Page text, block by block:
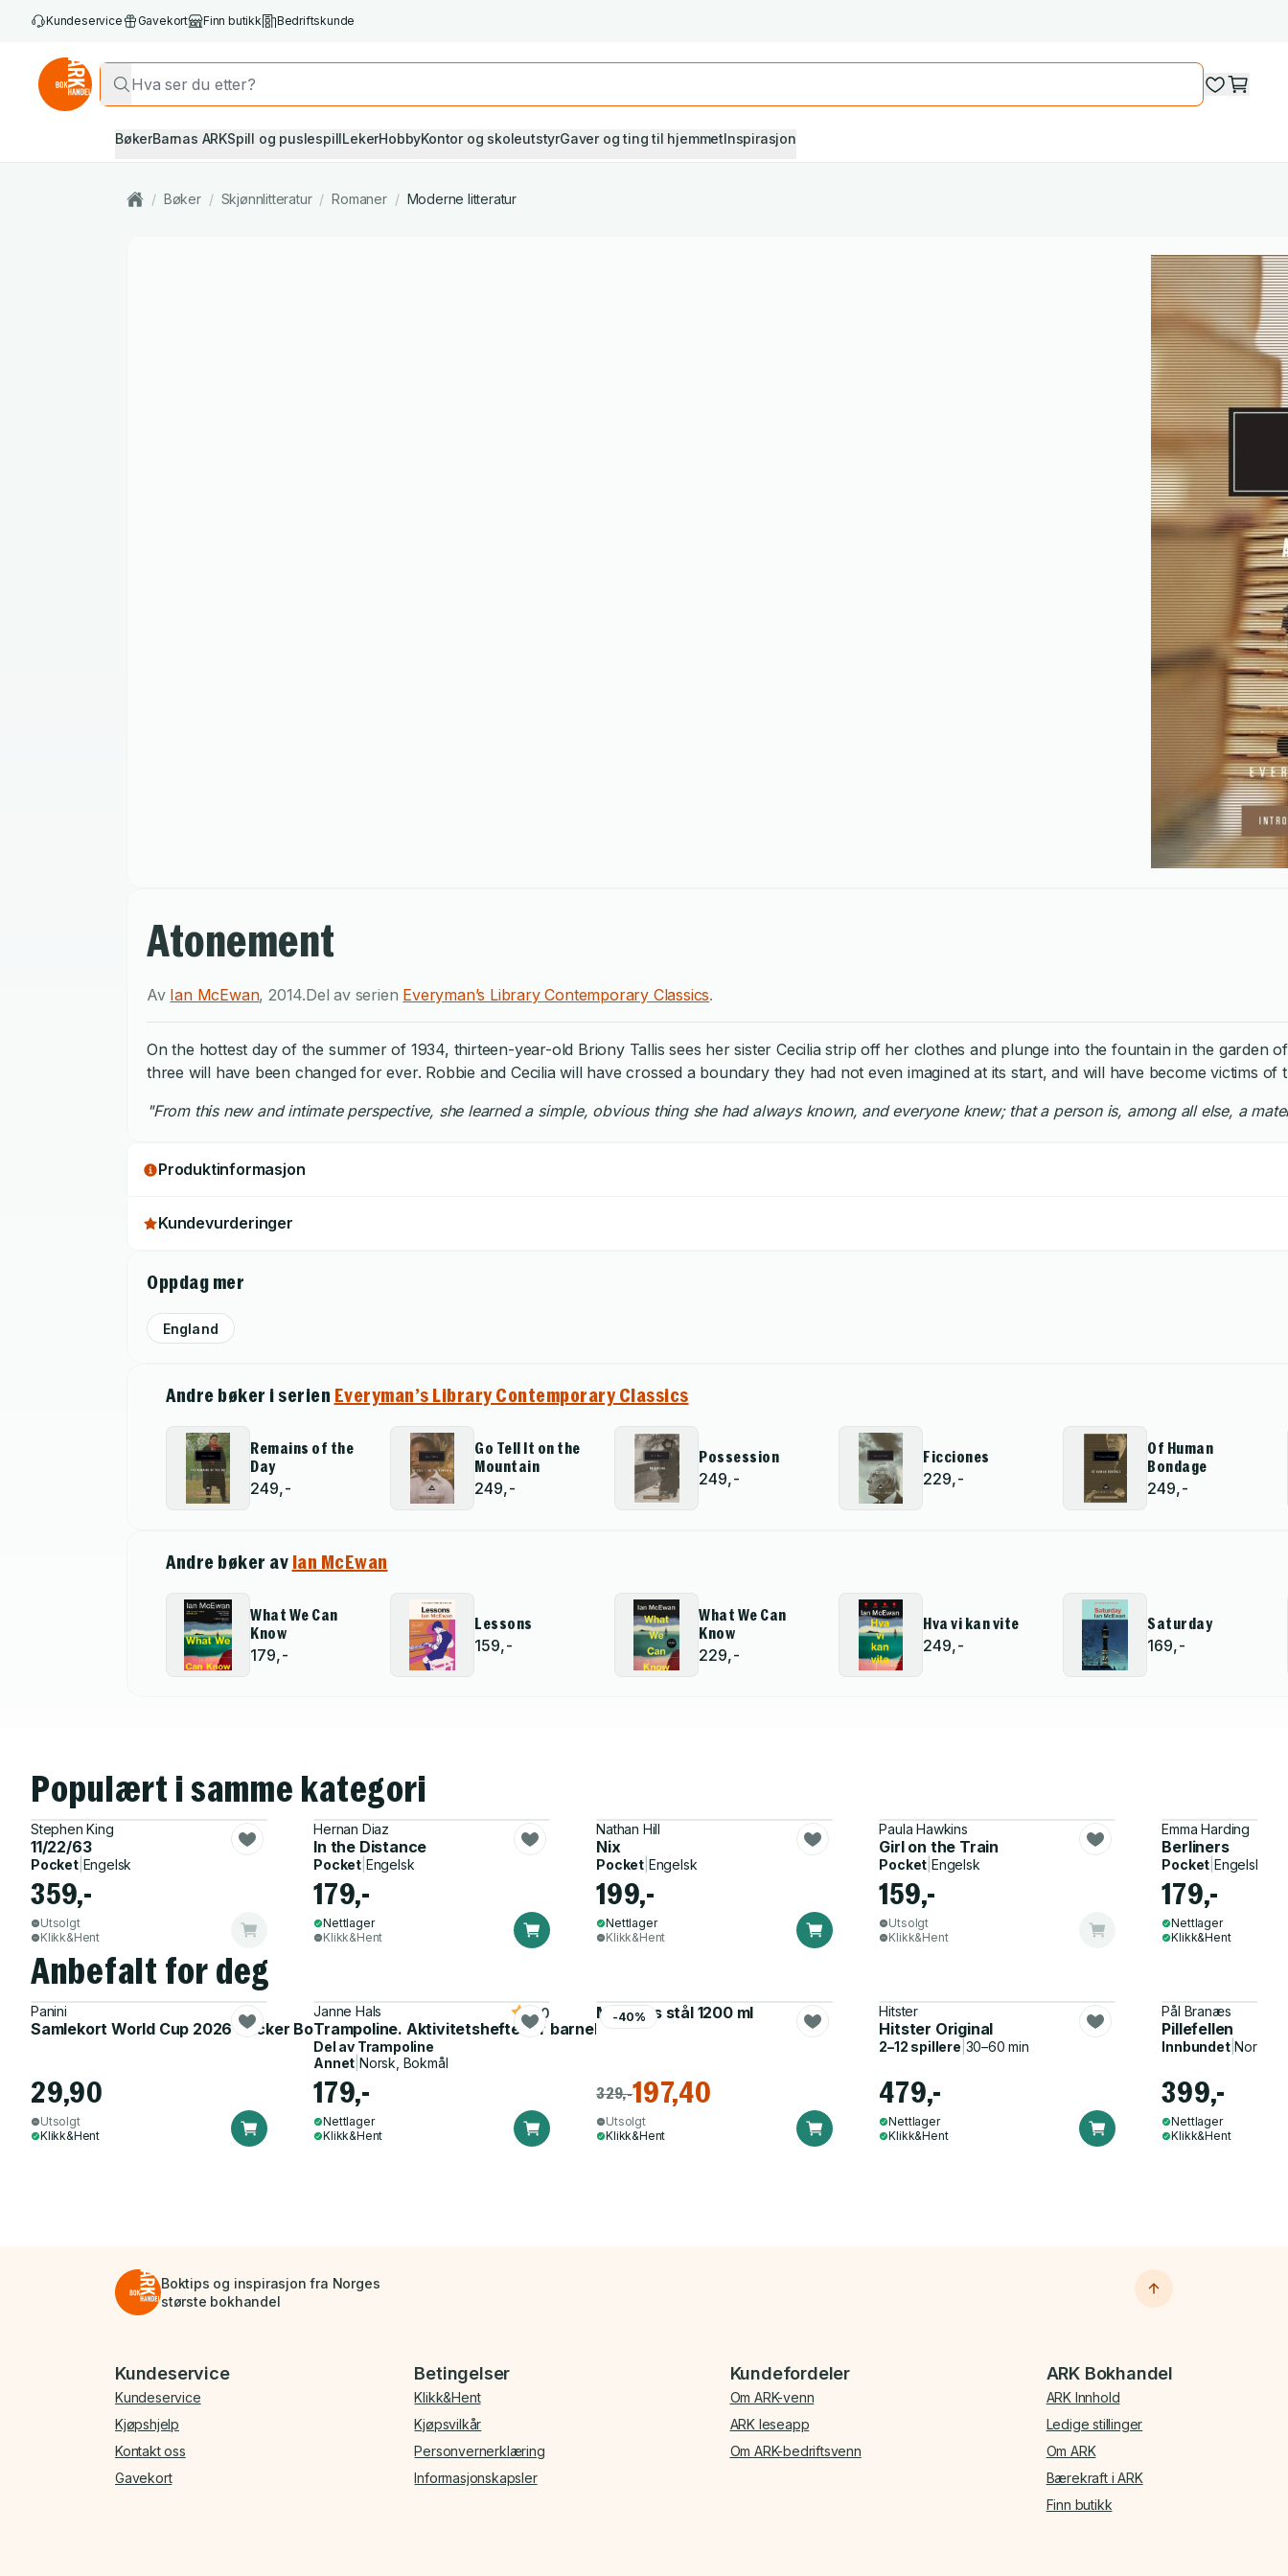
Kundeservice Gavekort Finn butikk Bedriftskunde
BøkerBarnas ARKSpill og puslespillLekerHobbyKontor og skoleutstyrGaver og ting til hjemmetInspirasjon
/ Bøker / Skjønnlitteratur / Romaner / Moderne litteratur
Atonement
Av Ian McEwan,2014.Del av serien Everyman’s Library Contemporary Classics.
On the hottest day of the summer of 1934, thirteen-year-old Briony Tallis sees her sister Cecilia strip off her clothes and plunge into the fountain in the
three will have been changed for ever. Robbie and Cecilia will have crossed a boundary they had not even imagined at its start, and will have become
"From this new and intimate perspective, she learned a simple, obvious thing she had always known, and everyone knew; that a person is, among all else, a
Produktinformasjon
Kundevurderinger
Oppdag mer
England
Andre bøker i serien Everyman’s Library Contemporary Classics
Remains of the
Day
249,-
Go Tell It on the
Mountain
249,-
Possession
249,-
Ficciones
229,-
Of Human
Bondage
249,-
Andre bøker av Ian McEwan
What We Can
Know
179,-
Lessons
159,-
What We Can
Know
229,-
Hva vi kan vite
249,-
Saturday
169,-
Populært i samme kategori
Stephen King
11/22/63
Pocket| Engelsk
359,-
Utsolgt
Klikk&Hent
Hernan Diaz
In the Distance
Pocket| Engelsk
179,-
Nettlager
Klikk&Hent
Nathan Hill
Nix
Pocket Engelsk
199,-
Nettlager
Klikk&Hent
Paula Hawkins
Girl on the Train
Pocket Engelsk
159,-
Utsolgt
Klikk&Hent
Emma Harding
Berliners
Pocket |Engelsk
179,-
Nettlager
Klikk&Hent
Anbefalt for deg
Panini
Samlekort World Cup 2026 Sticker Booster
29,90
Utsolgt
Klikk&Hent
Janne Hals
Trampoline. Aktivitetshefte for barnehagen
5.0
Del av Trampoline
Annet Norsk, Bokmål
179,-
Nettlager
Klikk&Hent
-40%
Matboks stål 1200 ml
329,-197,40
Utsolgt
Klikk&Hent
Hitster
Hitster Original
2–12 spillere 30–60 min
479,-
Nettlager
Klikk&Hent
Pål Branæs
Pillefellen
Innbundet|Norsk,
399,-
Nettlager
Klikk&Hent
Boktips og inspirasjon fra Norges
største bokhandel
Bunnmeny
Kundeservice
Kundeservice
Kjøpshjelp
Kontakt oss
Gavekort
Betingelser
Klikk&Hent
Kjøpsvilkår
Personvernerklæring
Informasjonskapsler
Kundefordeler
Om ARK-venn
ARK leseapp
Om ARK-bedriftsvenn
ARK Bokhandel
ARK Innhold
Ledige stillinger
Om ARK
Bærekraft i ARK
Finn butikk